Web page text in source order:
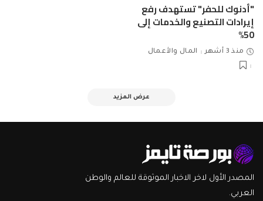
"أدنوك للحفر" تستهدف رفع
إيرادات التصنيع والخدمات إلى
50%
منذ 3 أشهر المال والأعمال
عرض المزيد
المصدر الأول لاخر الاخبار الموثوقة للعالم والوطن
العربي.